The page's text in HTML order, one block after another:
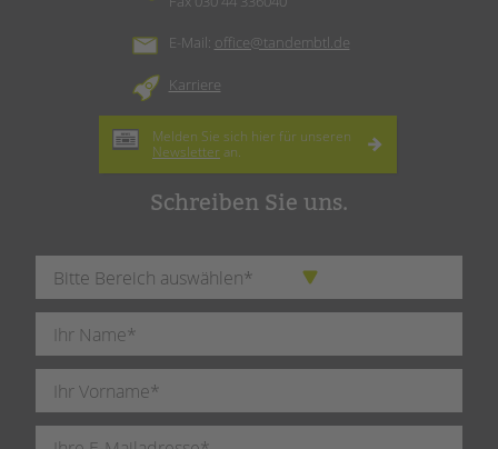
E-Mail: office@tandembtl.de
Karriere
Melden Sie sich hier für unseren
Newsletter an.
Schreiben Sie uns.